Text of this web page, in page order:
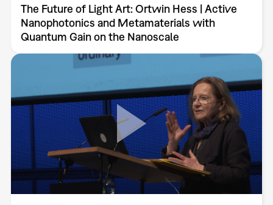
The Future of Light Art: Ortwin Hess | Active
Nanophotonics and Metamaterials with
Quantum Gain on the Nanoscale